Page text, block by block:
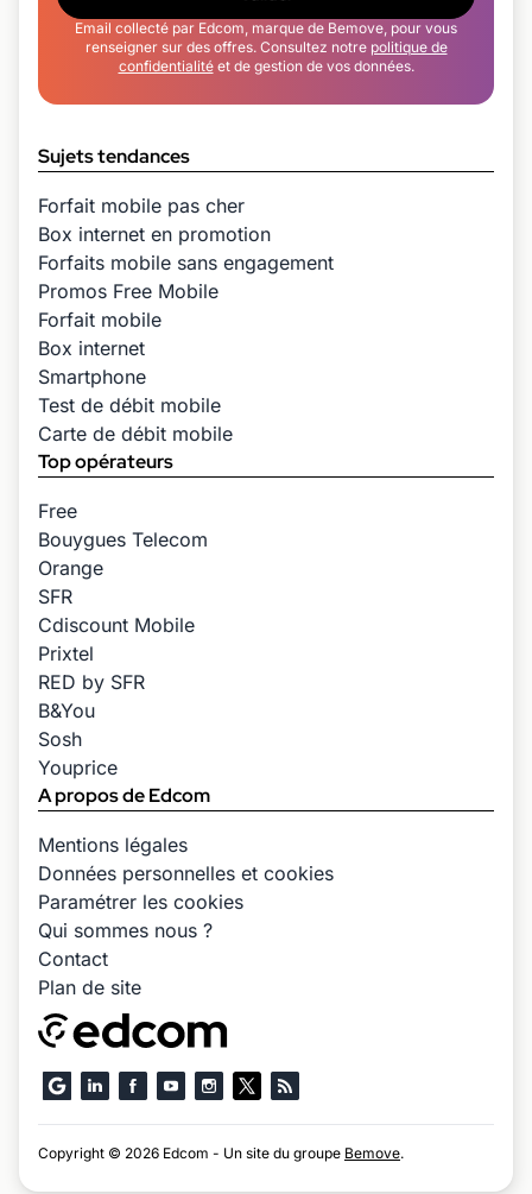
Email collecté par Edcom, marque de Bemove, pour vous
renseigner sur des offres. Consultez notre politique de
confidentialitéet de gestion de vos données.
Sujets tendances
Forfait mobile pas cher
Box internet en promotion
Forfaits mobile sans engagement
Promos Free Mobile
Forfait mobile
Box internet
Smartphone
Test de débit mobile
Carte de débit mobile
Top opérateurs
Free
Bouygues Telecom
Orange
SFR
Cdiscount Mobile
Prixtel
RED by SFR
B&You
Sosh
Youprice
A propos de Edcom
Mentions légales
Données personnelles et cookies
Paramétrer les cookies
Qui sommes nous ?
Contact
Plan de site
Copyright © 2026 Edcom - Un site du groupe Bemove.